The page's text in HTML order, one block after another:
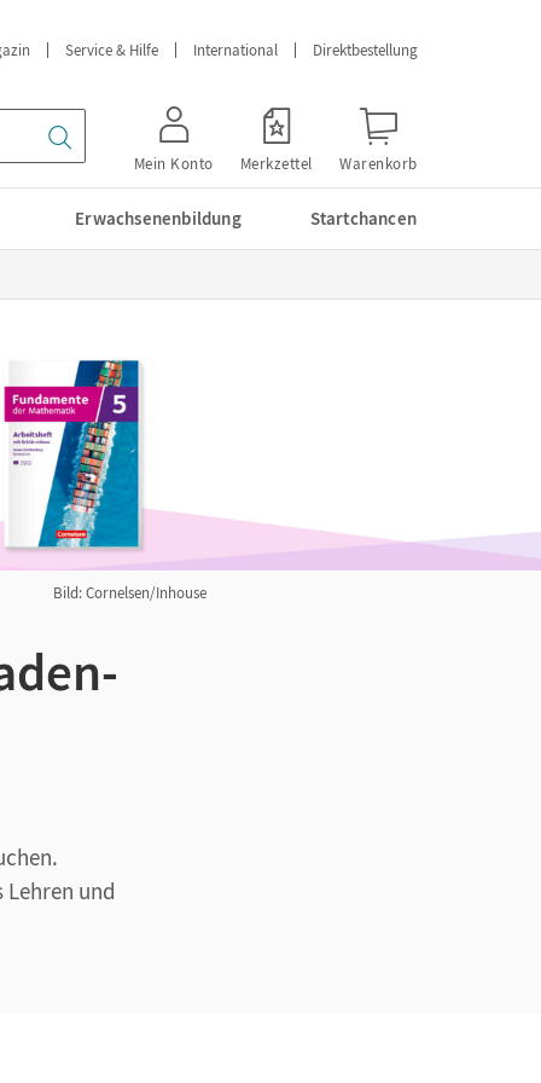
Service & Hilfe International Direktbestellung
Mein Konto Merkzettel Warenkorb
Erwachsenenbildung Startchancen
Bild: Cornelsen/Inhouse
und